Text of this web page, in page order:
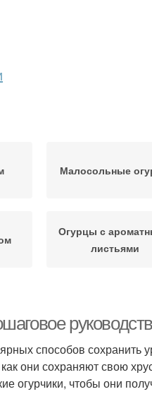
Малосольные
Огурцы с
листьями
Огурцы в
соусе
способов сохранить
они сохраняют свою
огурчики, чтобы они